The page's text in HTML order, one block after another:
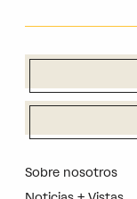
Sobre nosotros